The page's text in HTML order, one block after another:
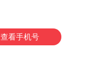
查看手机号